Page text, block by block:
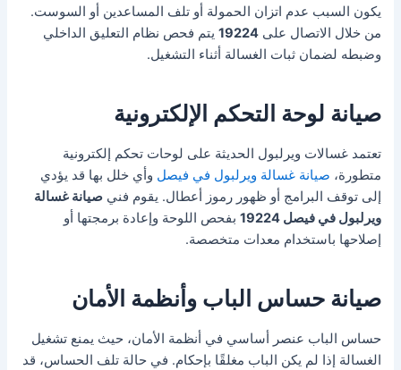
يكون السبب عدم اتزان الحمولة أو تلف المساعدين أو السوست.
من خلال الاتصال على19224 يتم فحص نظام التعليق الداخلي
وضبطه لضمان ثبات الغسالة أثناء التشغيل.
صيانة لوحة التحكم الإلكترونية
تعتمد غسالات ويرلبول الحديثة على لوحات تحكم إلكترونية
متطورة، صيانة غسالة ويرلبول في فيصل وأي خلل بها قد يؤدي
إلى توقف البرامج أو ظهور رموز أعطال. يقوم فنيصيانة غسالة
ويرلبول في فيصل 19224
بفحص اللوحة وإعادة برمجتها أو
إصلاحها باستخدام معدات متخصصة.
صيانة حساس الباب وأنظمة الأمان
حساس الباب عنصر أساسي في أنظمة الأمان، حيث يمنع تشغيل
الغسالة إذا لم يكن الباب مغلقًا بإحكام. في حالة تلف الحساس، قد